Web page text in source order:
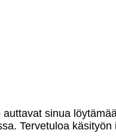
sinua
Tervetuloa